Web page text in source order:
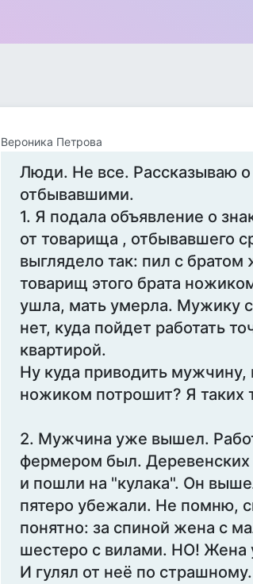
Вероника Петрова
Люди. Не все. Рассказываю
отбывавшими.
1. Я подала объявление о
от товарища , отбывавшего
выглядело так: пил с
товарищ этого брата
ушла, мать умерла. Мужику
нет, куда пойдет работать
квартирой.
Ну куда приводить
ножиком потрошит? Я таких
2. Мужчина уже вышел.
фермером был. Деревенских
и пошли на "кулака". Он
пятеро убежали. Не помню,
понятно: за спиной жена с
шестеро с вилами. НО!
И гулял от неё по страшному.